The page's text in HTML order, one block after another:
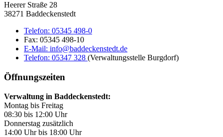
Heerer Straße 28
38271 Baddeckenstedt
Telefon: 05345 498-0
Fax: 05345 498-10
E-Mail: info@baddeckenstedt.de
Telefon: 05347 328 (Verwaltungsstelle Burgdorf)
Öffnungszeiten
Verwaltung in Baddeckenstedt:
Montag bis Freitag
08:30 bis 12:00 Uhr
Donnerstag zusätzlich
14:00 Uhr bis 18:00 Uhr